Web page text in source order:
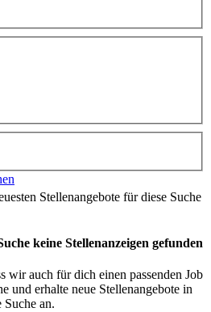
Stellenangebote für diese Suche
keine Stellenanzeigen gefunden
wir auch für dich einen passenden Job
und erhalte neue Stellenangebote in
Suche an.